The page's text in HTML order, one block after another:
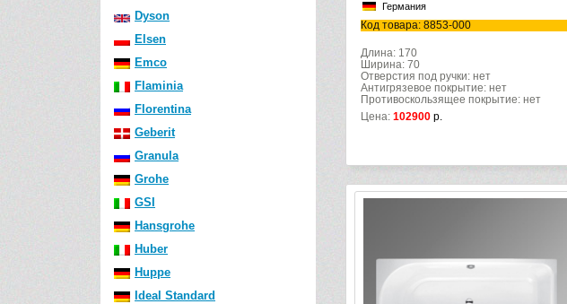
Dyson
Elsen
Emco
Flaminia
Florentina
Geberit
Granula
Grohe
GSI
Hansgrohe
Huber
Huppe
Ideal Standard
Германия
Код товара: 8853-000
Длина: 170
Ширина: 70
Отверстия под ручки: нет
Антигрязевое покрытие: нет
Противоскользящее покрытие: нет
Цена: 102900 р.